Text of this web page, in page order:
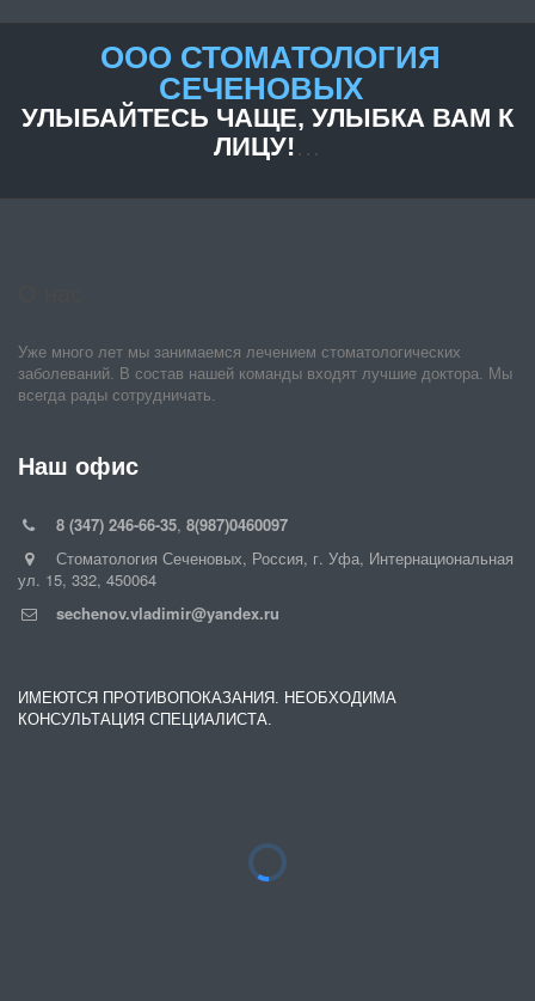
ООО СТОМАТОЛОГИЯ
СЕЧЕНОВЫХ
УЛЫБАЙТЕСЬ ЧАЩЕ, УЛЫБКА ВАМ К
ЛИЦУ!…
Уже много лет мы занимаемся лечением стоматологических
заболеваний. В состав нашей команды входят лучшие доктора. Мы
всегда рады сотрудничать.
Наш офис
8 (347) 246-66-35, 8(987)0460097
Стоматология Сеченовых, Россия, г. Уфа, Интернациональная
ул. 15, 332, 450064
sechenov.vladimir@yandex.ru
ИМЕЮТСЯ ПРОТИВОПОКАЗАНИЯ. НЕОБХОДИМА
КОНСУЛЬТАЦИЯ СПЕЦИАЛИСТА.